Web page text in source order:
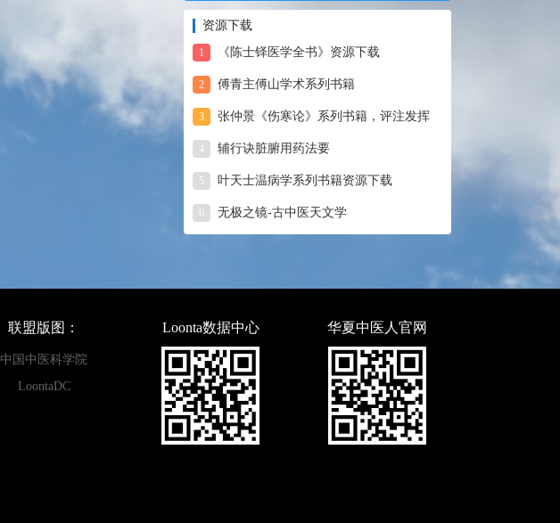
资源下载
1 《陈士铎医学全书》资源下载
2 傅青主傅山学术系列书籍
3 张仲景《伤寒论》系列书籍，评注发挥
4 辅行诀脏腑用药法要
5 叶天士温病学系列书籍资源下载
6 无极之镜-古中医天文学
联盟版图：
中国中医科学院
LoontaDC
Loonta数据中心 华夏中医人官网